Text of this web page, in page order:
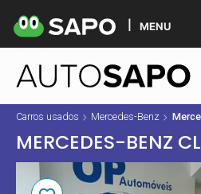
MENU
Carros usados Mercedes-Benz
MERCEDES-BENZ